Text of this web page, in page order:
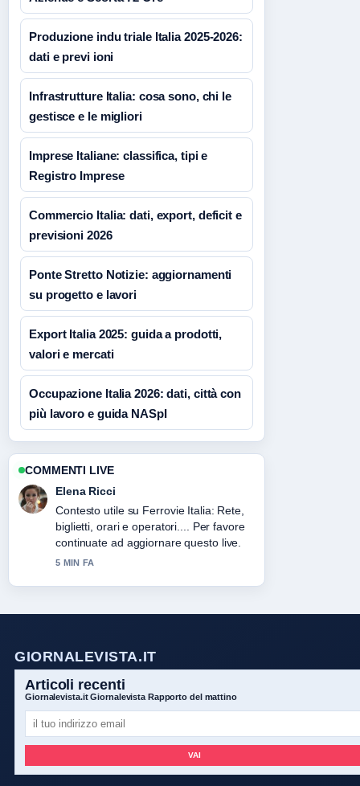
Produzione indu triale Italia 2025-2026:
dati e previ ioni
Infrastrutture Italia: cosa sono, chi le
gestisce e le migliori
Imprese Italiane: classifica, tipi e
Registro Imprese
Commercio Italia: dati, export, deficit e
previsioni 2026
Ponte Stretto Notizie: aggiornamenti
su progetto e lavori
Export Italia 2025: guida a prodotti,
valori e mercati
Occupazione Italia 2026: dati, città con
più lavoro e guida NASpI
COMMENTI LIVE
Elena Ricci
Contesto utile su Ferrovie Italia: Rete,
biglietti, orari e operatori.... Per favore
continuate ad aggiornare questo live.
5 MIN FA
GIORNALEVISTA.IT
Articoli recenti
Giornalevista.it Giornalevista Rapporto del mattino
VAI